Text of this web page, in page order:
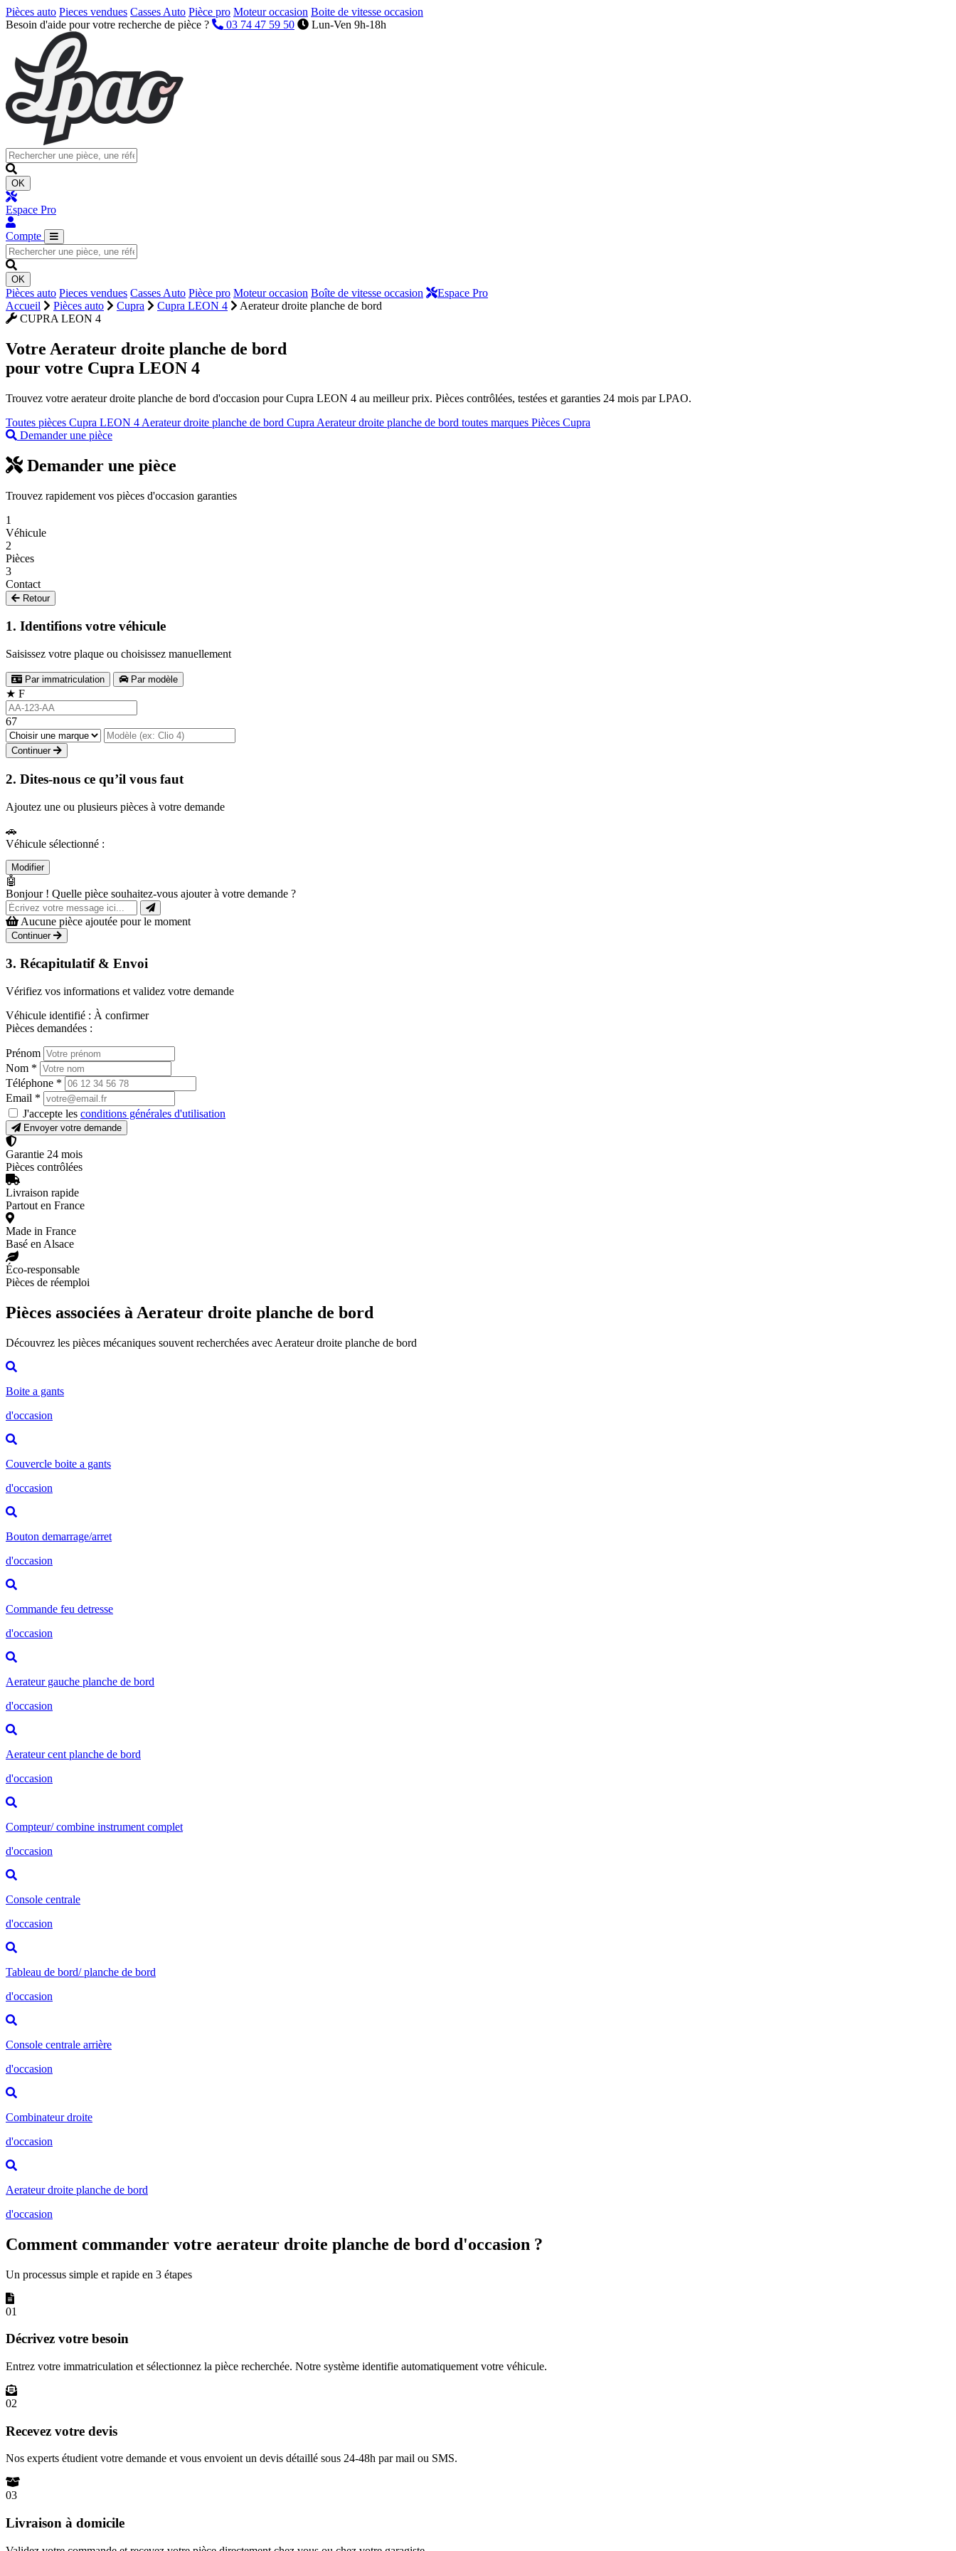
Pièces auto Pieces vendues Casses Auto Pièce pro Moteur occasion Boite de vitesse occasion
Besoin d'aide pour votre recherche de pièce ?
03 74 47 59 50 Lun-Ven 9h-18h
OK
Espace Pro
Compte
OK
Pièces auto Pieces vendues Casses Auto Pièce pro Moteur occasion Boîte de vitesse occasion
Espace Pro
Accueil
Pièces auto Cupra Cupra LEON 4
Aerateur droite planche de bord
CUPRA LEON 4
Votre Aerateur droite planche de bord
pour votre Cupra LEON 4
Trouvez votre aerateur droite planche de bord d'occasion pour Cupra LEON 4 au meilleur prix. Pièces contrôlées, testées et garanties 24 mois par LPAO.
Toutes pièces Cupra LEON 4 Aerateur droite planche de bord Cupra Aerateur droite planche de bord toutes marques Pièces Cupra
Demander une pièce
Demander une pièce
Trouvez rapidement vos pièces d'occasion garanties
1
Véhicule
2
Pièces
3
Contact
Retour
1. Identifions votre véhicule
Saisissez votre plaque ou choisissez manuellement
Par immatriculation Par modèle
★ F
67
Continuer
2. Dites-nous ce qu’il vous faut
Ajoutez une ou plusieurs pièces à votre demande
🚗
Véhicule sélectionné :
Modifier
🤖
Bonjour ! Quelle pièce souhaitez-vous ajouter à votre demande ?
Aucune pièce ajoutée pour le moment
Continuer
3. Récapitulatif & Envoi
Vérifiez vos informations et validez votre demande
Véhicule identifié : À confirmer
Pièces demandées :
Prénom
Nom *
Téléphone *
Email *
J'accepte les conditions générales d'utilisation
Envoyer votre demande
Garantie 24 mois
Pièces contrôlées
Livraison rapide
Partout en France
Made in France
Basé en Alsace
Éco-responsable
Pièces de réemploi
Pièces associées à Aerateur droite planche de bord
Découvrez les pièces mécaniques souvent recherchées avec Aerateur droite planche de bord
Boite a gants
d'occasion
Couvercle boite a gants
d'occasion
Bouton demarrage/arret
d'occasion
Commande feu detresse
d'occasion
Aerateur gauche planche de bord
d'occasion
Aerateur cent planche de bord
d'occasion
Compteur/ combine instrument complet
d'occasion
Console centrale
d'occasion
Tableau de bord/ planche de bord
d'occasion
Console centrale arrière
d'occasion
Combinateur droite
d'occasion
Aerateur droite planche de bord
d'occasion
Comment commander votre aerateur droite planche de bord d'occasion ?
Un processus simple et rapide en 3 étapes
01
Décrivez votre besoin
Entrez votre immatriculation et sélectionnez la pièce recherchée. Notre système identifie automatiquement votre véhicule.
02
Recevez votre devis
Nos experts étudient votre demande et vous envoient un devis détaillé sous 24-48h par mail ou SMS.
03
Livraison à domicile